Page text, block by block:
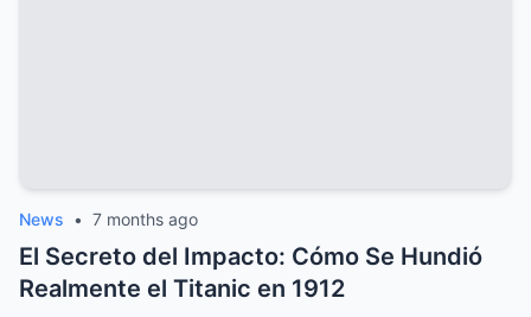
News • 7 months ago
El Secreto del Impacto: Cómo Se Hundió
Realmente el Titanic en 1912